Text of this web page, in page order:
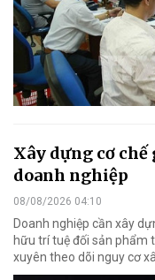
Xây dựng cơ
doanh nghiệp
08/08/2026 04:10
Doanh nghiệp cần xây
hữu trí tuệ đối sản phẩm
xuyên theo dõi nguy cơ